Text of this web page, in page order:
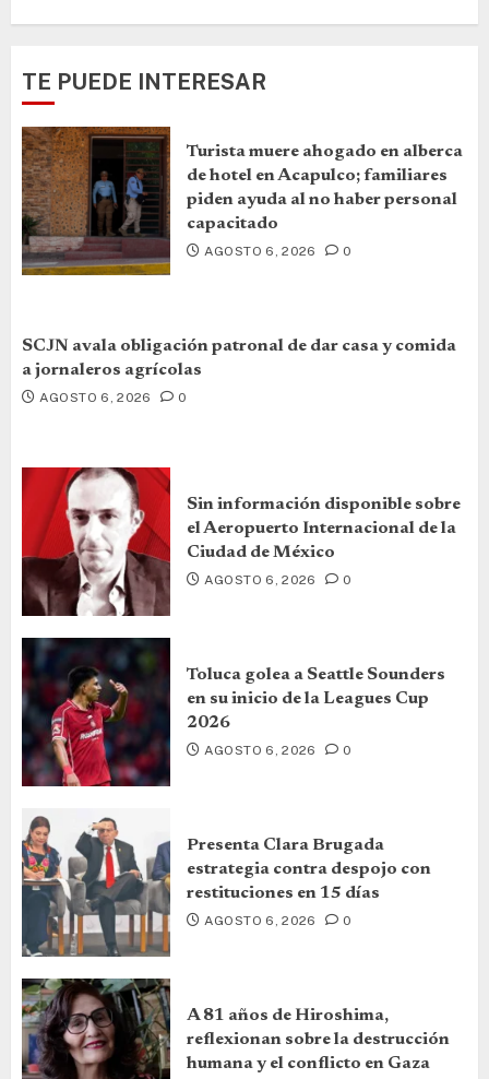
TE PUEDE INTERESAR
Turista muere ahogado en alberca
de hotel en Acapulco; familiares
piden ayuda al no haber personal
capacitado
AGOSTO 6, 2026 0
SCJN avala obligación patronal de dar casa y comida
a jornaleros agrícolas
AGOSTO 6, 2026 0
Sin información disponible sobre
el Aeropuerto Internacional de la
Ciudad de México
AGOSTO 6, 2026 0
Toluca golea a Seattle Sounders
en su inicio de la Leagues Cup
2026
AGOSTO 6, 2026 0
Presenta Clara Brugada
estrategia contra despojo con
restituciones en 15 días
AGOSTO 6, 2026 0
A 81 años de Hiroshima,
reflexionan sobre la destrucción
humana y el conflicto en Gaza